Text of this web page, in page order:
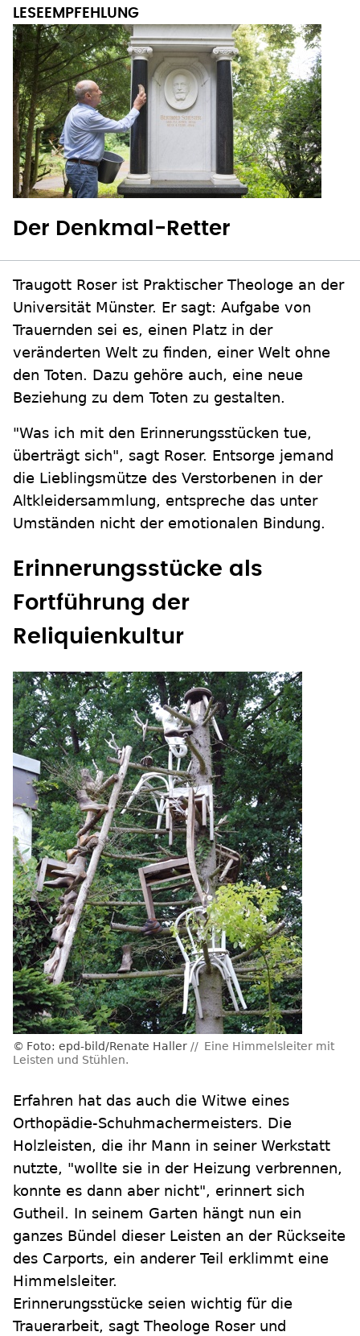
Der Denkmal-Retter
Traugott Roser ist Praktischer Theologe an der
Universität Münster. Er sagt: Aufgabe von
Trauernden sei es, einen Platz in der
veränderten Welt zu finden, einer Welt ohne
den Toten. Dazu gehöre auch, eine neue
Beziehung zu dem Toten zu gestalten.
"Was ich mit den Erinnerungsstücken tue,
überträgt sich", sagt Roser. Entsorge jemand
die Lieblingsmütze des Verstorbenen in der
Altkleidersammlung, entspreche das unter
Umständen nicht der emotionalen Bindung.
Erinnerungsstücke als
Fortführung der
Reliquienkultur
Foto: epd-bild/Renate Haller
Eine Himmelsleiter mit
Leisten und Stühlen.
Erfahren hat das auch die Witwe eines
Orthopädie-Schuhmachermeisters. Die
Holzleisten, die ihr Mann in seiner Werkstatt
nutzte, "wollte sie in der Heizung verbrennen,
konnte es dann aber nicht", erinnert sich
Gutheil. In seinem Garten hängt nun ein
ganzes Bündel dieser Leisten an der Rückseite
des Carports, ein anderer Teil erklimmt eine
Himmelsleiter.
Erinnerungsstücke seien wichtig für die
Trauerarbeit, sagt Theologe Roser und